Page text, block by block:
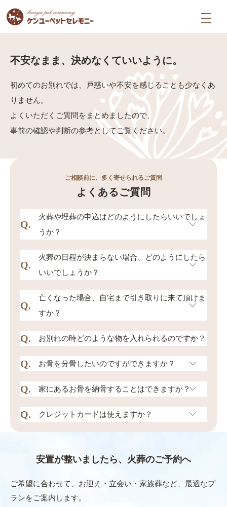
よくある質問
不安なまま、決めなくていいように。
初めてのお別れでは、戸惑いや不安を感じることも少なくあ
りません。
よくいただくご質問をまとめましたので、
事前の確認や判断の参考としてご覧ください。
ご相談前に、多く寄せられるご質問
よくあるご質問
Q.
火葬や埋葬の申込はどのようにしたらいいでしょ
うか？
お電話にて承っております。（0120-03-4242）
又は各霊園直通電話までご連絡ください。ご要
望の日時などをご相談させて頂きます。
Q.
火葬の日程が決まらない場合、どのようにしたら
いいでしょうか？
"出来るだけ涼しいお部屋に寝かせてあげてくだ
さい。お腹などを保冷剤などでご安置してあげ
は、ドライアイス（有料）のご用意も承ってお
ります。"
Q.
亡くなった場合、自宅まで引き取りに来て頂けま
すか？
"お迎え先をご指定頂ければ専用車で、ご自宅や
族葬や立会火葬の方法で、お迎えをご希望の場
合はご家族のご同乗（最大３名様）も可能で
す。"
Q. お別れの時どのような物を入れられるのですか？
食物、生花、お手紙などを一緒に入れて火葬す
包んでお持ちください。※ビニール製品・化繊
用品・大型用品・金属など火葬できな物もあり
まので詳しくはお問い合わせ下さい。
Q. お骨を分骨したいのですができますか？
分骨用の小さな壺や骨袋・カプセル・キーホル
軽にお申し付けください。※合同火葬の場合は
不可
Q. 家にあるお骨を納骨することはできますか？
納骨堂や合同墓地に埋葬することができます。
せください。
Q. クレジットカードは使えますか？
能です。※リボ、分割、ボーナス払いはご利用
安置が整いましたら、火葬のご予約へ
ご希望に合わせて、お迎え・立会い・家族葬など、最適なプ
ランをご案内します。